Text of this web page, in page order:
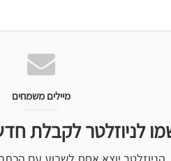
מיילים משמחים
לניוזלטר לקבלת